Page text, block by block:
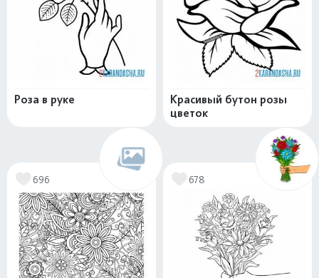
Роза в руке
Красивый бутон розы
цветок
696 678